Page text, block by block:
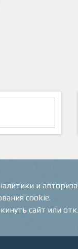
и
cookie.
сайт или